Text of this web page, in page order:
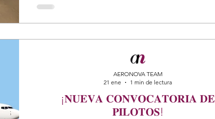
¡𝐍𝐔𝐄𝐕𝐀 𝐂𝐎𝐍𝐕𝐎𝐂𝐀𝐓𝐎𝐑𝐈𝐀 𝐃𝐄
𝐏𝐈𝐋𝐎𝐓𝐎𝐒!
AERONOVA TEAM
21 ene
1 min de lectura